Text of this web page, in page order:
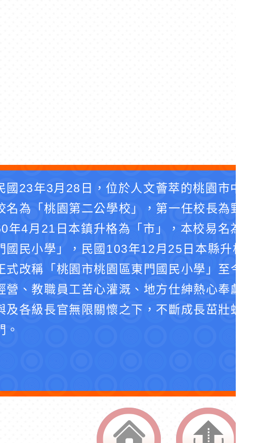
國23年3月28日，位於人文薈萃的桃園市中
名為「桃園第二公學校」，第一任校長為野
年4月21日本鎮升格為「市」，本校易名為
國民小學」，民國103年12月25日本縣升格
式改稱「桃園市桃園區東門國民小學」至今
營、教職員工苦心灌溉、地方仕紳熱心奉獻
及各級長官無限關懷之下，不斷成長茁壯蛻
。